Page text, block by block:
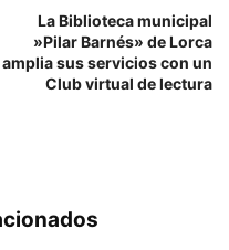
La Biblioteca municipal
»Pilar Barnés» de Lorca
amplia sus servicios con un
Club virtual de lectura